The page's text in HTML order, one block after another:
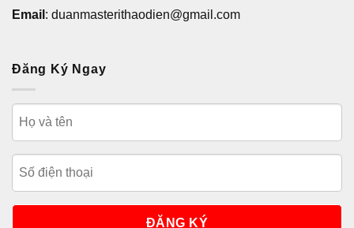
Email : duanmasterithaodien@gmail.com
Đăng Ký Ngay